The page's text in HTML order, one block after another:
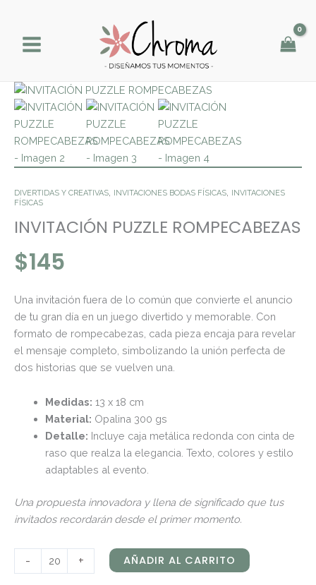
contenido
DIVERTIDAS Y CREATIVAS INVITACIONES BODAS FÍSICAS
INVITACIONES
FÍSICAS
INVITACIÓN PUZZLE ROMPECABEZAS
$145
Una invitación fuera de lo común que convierte el anuncio
de tu gran día en un juego divertido y memorable. Con
formato de rompecabezas, cada pieza encaja para revelar
el mensaje completo, simbolizando la unión perfecta de
dos historias que se vuelven una.
Medidas: 13 x 18 cm
Material: Opalina 300 gs
Detalle: Incluye caja metálica redonda con cinta de
raso que realza la elegancia. Texto, colores y estilo
adaptables al evento.
Una propuesta innovadora y llena de significado que tus
invitados recordarán desde el primer momento.
-
INVITACIÓN
PUZZLE
ROMPECABEZAS
cantidad
+ AÑADIR AL CARRITO